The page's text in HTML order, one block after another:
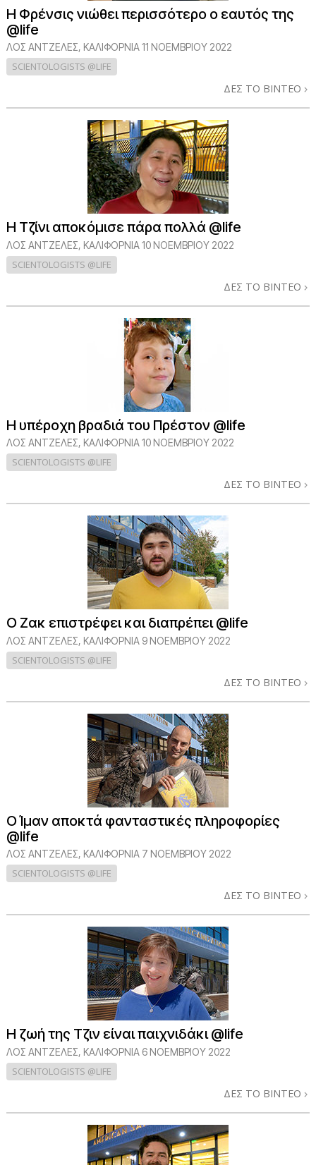
Η Φρένσις νιώθει περισσότερο ο εαυτός της
@life
ΛΟΣ ΆΝΤΖΕΛΕΣ, ΚΑΛΙΦΌΡΝΙΑ11 ΝΟΕΜΒΡΙΟΥ 2022
SCIENTOLOGISTS @LIFE
ΔΕΣ ΤΟ ΒΙΝΤΕΟ
Η Τζίνι αποκόμισε πάρα πολλά @life
ΛΟΣ ΆΝΤΖΕΛΕΣ, ΚΑΛΙΦΌΡΝΙΑ10 ΝΟΕΜΒΡΙΟΥ 2022
SCIENTOLOGISTS @LIFE
ΔΕΣ ΤΟ ΒΙΝΤΕΟ
Η υπέροχη βραδιά του Πρέστον @life
ΛΟΣ ΆΝΤΖΕΛΕΣ, ΚΑΛΙΦΌΡΝΙΑ10 ΝΟΕΜΒΡΙΟΥ 2022
SCIENTOLOGISTS @LIFE
ΔΕΣ ΤΟ ΒΙΝΤΕΟ
Ο Ζακ επιστρέφει και διαπρέπει @life
ΛΟΣ ΆΝΤΖΕΛΕΣ, ΚΑΛΙΦΌΡΝΙΑ 9 ΝΟΕΜΒΡΙΟΥ 2022
SCIENTOLOGISTS @LIFE
ΔΕΣ ΤΟ ΒΙΝΤΕΟ
Ο Ίμαν αποκτά φανταστικές πληροφορίες
@life
ΛΟΣ ΆΝΤΖΕΛΕΣ, ΚΑΛΙΦΌΡΝΙΑ 7 ΝΟΕΜΒΡΙΟΥ 2022
SCIENTOLOGISTS @LIFE
ΔΕΣ ΤΟ ΒΙΝΤΕΟ
Η ζωή της Τζιν είναι παιχνιδάκι @life
ΛΟΣ ΆΝΤΖΕΛΕΣ, ΚΑΛΙΦΌΡΝΙΑ 6 ΝΟΕΜΒΡΙΟΥ 2022
SCIENTOLOGISTS @LIFE
ΔΕΣ ΤΟ ΒΙΝΤΕΟ